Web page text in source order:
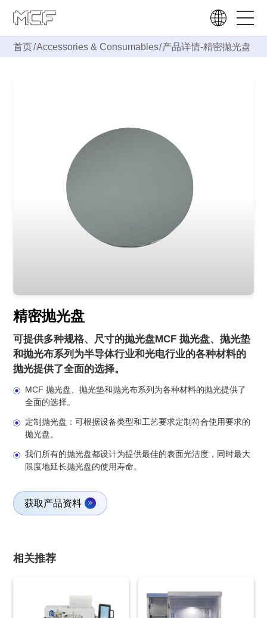
首页/Accessories & Consumables/产品详情-精密抛光盘
精密抛光盘
可提供多种规格、尺寸的抛光盘MCF 抛光盘、抛光垫
和抛光布系列为半导体行业和光电行业的各种材料的
抛光提供了全面的选择。
MCF 抛光盘、抛光垫和抛光布系列为各种材料的抛光提供了
全面的选择。
定制抛光盘：可根据设备类型和工艺要求定制符合使用要求的
抛光盘。
我们所有的抛光盘都设计为提供最佳的表面光洁度，同时最大
限度地延长抛光盘的使用寿命。
获取产品资料
相关推荐